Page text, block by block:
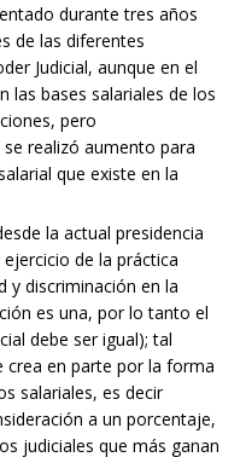
durante tres años
de las diferentes
Judicial, aunque en el
las bases salariales de los
pero
realizó aumento para
que existe en la
la actual presidencia
de la práctica
y discriminación en la
es una, por lo tanto el
debe ser igual); tal
crea en parte por la forma
salariales, es decir
a un porcentaje,
judiciales que más ganan